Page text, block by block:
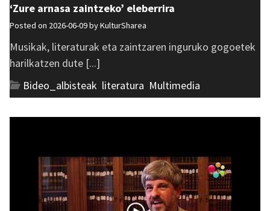
‘Zure arnasa zaintzeko’ eleberrira
Posted on 2026-06-09 byKulturSharea
Musikak, literaturak eta zaintzaren inguruko gogoetek
harilkatzen dute [...]
Bideo_albisteak literatura Multimedia